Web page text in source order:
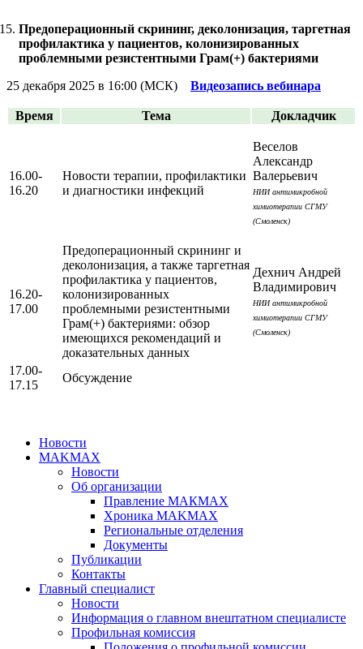
Предоперационный скрининг, деколонизация, таргетная
профилактика у пациентов, колонизированных
проблемными резистентными Грам(+) бактериями
25 декабря 2025 в 16:00 (МСК) Видеозапись вебинара
Время Тема Докладчик
16.00-
16.20
Новости терапии, профилактики
и диагностики инфекций
Веселов
Александр
Валерьевич
НИИ антимикробной
химиотерапии СГМУ
(Смоленск)
16.20-
17.00
Предоперационный скрининг и
деколонизация, а также таргетная
профилактика у пациентов,
колонизированных
проблемными резистентными
Грам(+) бактериями: обзор
имеющихся рекомендаций и
доказательных данных
Дехнич Андрей
Владимирович
НИИ антимикробной
химиотерапии СГМУ
(Смоленск)
17.00-
17.15
Обсуждение
Новости
MAKMAX
Новости
Об организации
Правление МАКМАХ
Хроника MAKMAX
Региональные отделения
Документы
Публикации
Контакты
Главный специалист
Новости
Информация о главном внештатном специалисте
Профильная комиссия